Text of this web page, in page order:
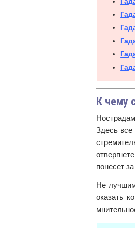
К чему
Здесь все
понесет
Не
оказать